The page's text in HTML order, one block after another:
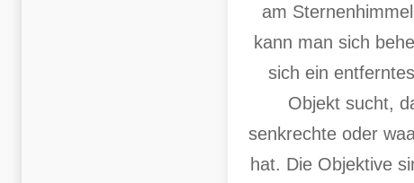
am
kann man sich
sich ein
Objekt sucht,
senkrechte oder
hat. Die Objektive